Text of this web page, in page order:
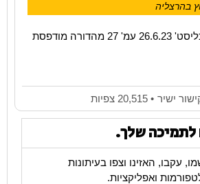
בהרצליה
מודפסת
ישיר • 20,515 צפיות
לתמיכה שלך.
עקבו, האזינו וצפו בעיתונות
ואפליקציות.